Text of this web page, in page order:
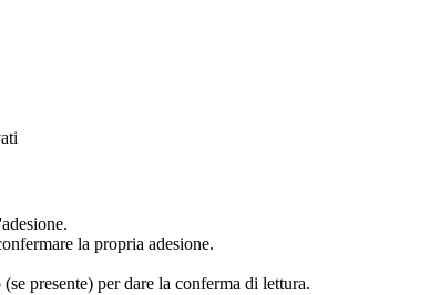
la propria adesione.
presente) per dare la conferma di lettura.